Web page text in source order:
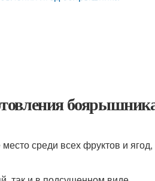
среди всех фруктов и ягод,